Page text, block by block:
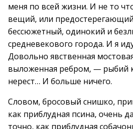
меня по всей жизни. И не то
вещий, или
бессюжетный, одинокий и
средневекового города. И я
Довольно явственная
выложенная ребром, — рыбий
нерест… И больше ничего.
Словом, бросовый снишко,
как приблудная псина, очень
точно, как приблудная